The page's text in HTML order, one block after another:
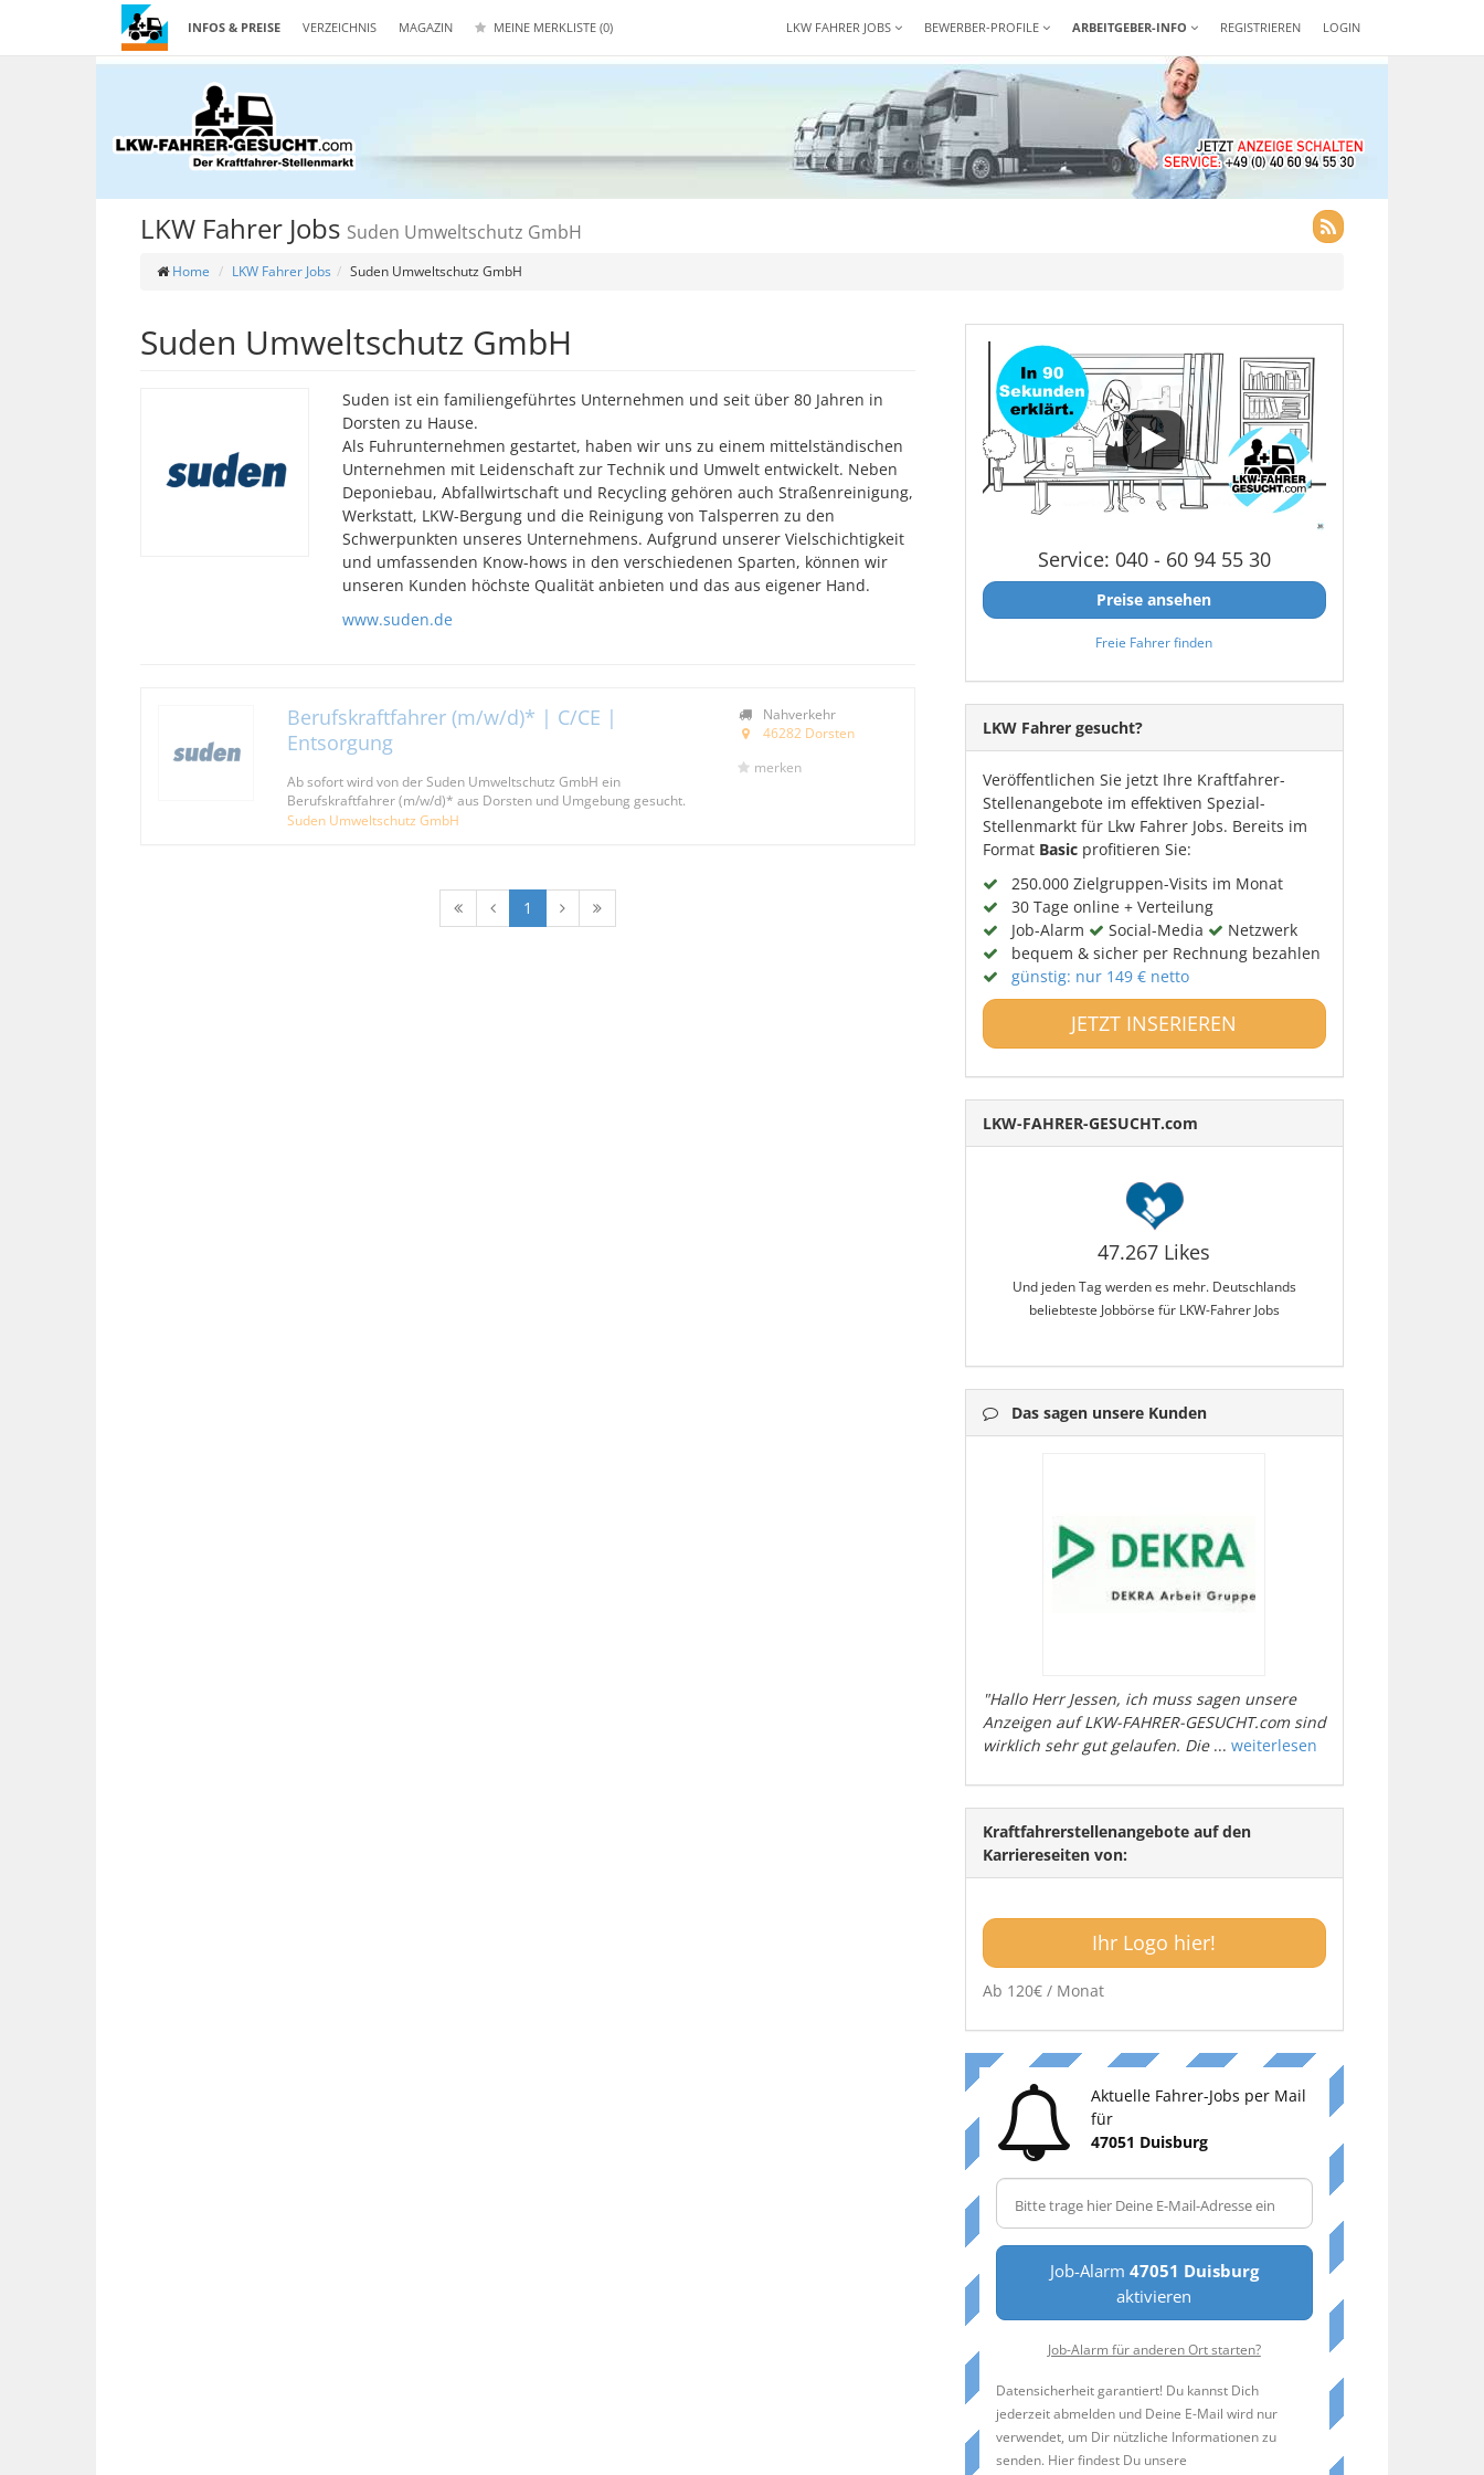
INFOS & PREISE VERZEICHNIS MAGAZIN MEINE MERKLISTE (0) REGISTRIEREN LOGIN
LKW FAHRER JOBS BEWERBER-PROFILE ARBEITGEBER-INFO
LKW Fahrer Jobs Suden Umweltschutz GmbH
Home LKW Fahrer Jobs Suden Umweltschutz GmbH
Suden Umweltschutz GmbH
Suden ist ein familiengeführtes Unternehmen und seit über 80 Jahren in
Dorsten zu Hause.
Als Fuhrunternehmen gestartet, haben wir uns zu einem mittelständischen
Unternehmen mit Leidenschaft zur Technik und Umwelt entwickelt. Neben
Deponiebau, Abfallwirtschaft und Recycling gehören auch Straßenreinigung,
Werkstatt, LKW-Bergung und die Reinigung von Talsperren zu den
Schwerpunkten unseres Unternehmens. Aufgrund unserer Vielschichtigkeit
und umfassenden Know-hows in den verschiedenen Sparten, können wir
unseren Kunden höchste Qualität anbieten und das aus eigener Hand.
www.suden.de
Berufskraftfahrer (m/w/d)* | C/CE |
Entsorgung
Ab sofort wird von der Suden Umweltschutz GmbH ein
Berufskraftfahrer (m/w/d)* aus Dorsten und Umgebung gesucht.
Suden Umweltschutz GmbH
Nahverkehr
46282 Dorsten
merken
1
Service: 040 - 60 94 55 30
Preise ansehen
Freie Fahrer finden
LKW Fahrer gesucht?
Veröffentlichen Sie jetzt Ihre Kraftfahrer-
Stellenangebote im effektiven Spezial-
Stellenmarkt für Lkw Fahrer Jobs. Bereits im
Format Basicprofitieren Sie:
250.000 Zielgruppen-Visits im Monat
30 Tage online + Verteilung
Job-Alarm
Social-Media
Netzwerk
bequem & sicher per Rechnung bezahlen
günstig: nur 149 € netto
JETZT INSERIEREN
LKW-FAHRER-GESUCHT.com
47.267 Likes
Und jeden Tag werden es mehr. Deutschlands
beliebteste Jobbörse für LKW-Fahrer Jobs
Das sagen unsere Kunden
"Hallo Herr Jessen, ich muss sagen unsere
Anzeigen auf LKW-FAHRER-GESUCHT.com sind
wirklich sehr gut gelaufen. Die... weiterlesen
Kraftfahrerstellenangebote auf den
Karriereseiten von:
Ihr Logo hier!
Ab 120€ / Monat
Aktuelle Fahrer-Jobs per Mail
für
47051 Duisburg
Job-Alarm 47051 Duisburg
aktivieren
Job-Alarm für anderen Ort starten?
Datensicherheit garantiert! Du kannst Dich
jederzeit abmelden und Deine E-Mail wird nur
verwendet, um Dir nützliche Informationen zu
senden. Hier findest Du unsere